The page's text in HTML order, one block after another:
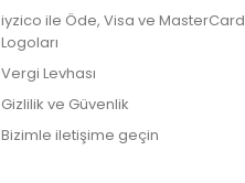
iyzico ile Öde, Visa ve MasterCard
Logoları
Vergi Levhası
Gizlilik ve Güvenlik
Bizimle iletişime geçin